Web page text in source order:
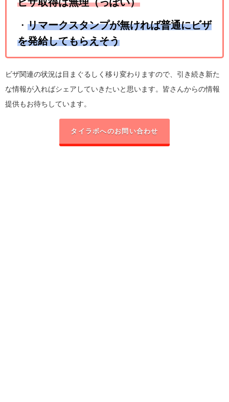
ビザ取得は無理（っぽい）
・ リマークスタンプが無ければ普通にビザ
を発給してもらえそう
ビザ関連の状況は目まぐるしく移り変わりますので、引き続き新た
な情報が入ればシェアしていきたいと思います。皆さんからの情報
提供もお待ちしています。
タイラボへのお問い合わせ